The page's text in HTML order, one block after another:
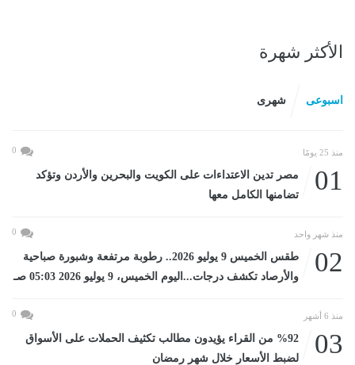
الأكثر شهرة
اسبوعى شهرى
منذ 25 يومًا 0
01
مصر تدين الاعتداءات على الكويت والبحرين والأردن وتؤكد
تضامنها الكامل معها
منذ شهر واحد 0
02
طقس الخميس 9 يوليو 2026.. رطوبة مرتفعة وشبورة صباحية
والأرصاد تكشف درجات...اليوم الخميس، 9 يوليو 2026 05:03 صـ
منذ 6 أشهر 0
03
%92 من القراء يؤيدون مطالب تكثيف الحملات على الأسواق
لضبط الأسعار خلال شهر رمضان